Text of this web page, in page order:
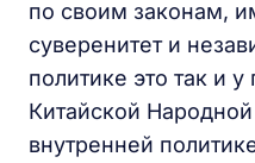
по своим законам,
суверенитет и
политике это так и у
Китайской
внутренней